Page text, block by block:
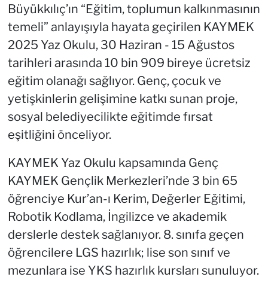
Büyükkılıç’ın “Eğitim, toplumun kalkınmasının
temeli” anlayışıyla hayata geçirilen KAYMEK
2025 Yaz Okulu, 30 Haziran - 15 Ağustos
tarihleri arasında 10 bin 909 bireye ücretsiz
eğitim olanağı sağlıyor. Genç, çocuk ve
yetişkinlerin gelişimine katkı sunan proje,
sosyal belediyecilikte eğitimde fırsat
eşitliğini önceliyor.
KAYMEK Yaz Okulu kapsamında Genç
KAYMEK Gençlik Merkezleri’nde 3 bin 65
öğrenciye Kur’an-ı Kerim, Değerler Eğitimi,
Robotik Kodlama, İngilizce ve akademik
derslerle destek sağlanıyor. 8. sınıfa geçen
öğrencilere LGS hazırlık; lise son sınıf ve
mezunlara ise YKS hazırlık kursları sunuluyor.